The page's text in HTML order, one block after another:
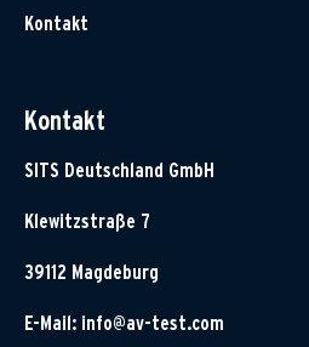
Kontakt
Kontakt
SITS Deutschland GmbH
Klewitzstraße 7
39112 Magdeburg
E-Mail: info@av-test.com